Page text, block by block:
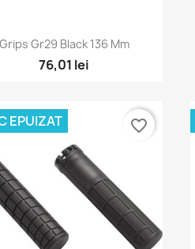
Vizualizare rapida
Gr29 Black 136 Mm
76,01 lei
EPUIZAT favorite_border